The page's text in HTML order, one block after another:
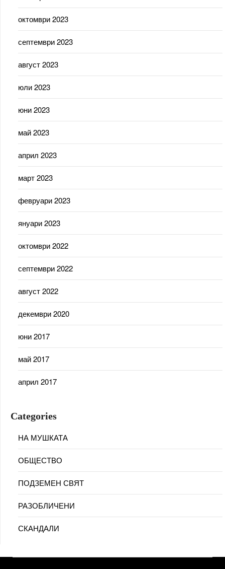
октомври 2023
септември 2023
август 2023
юли 2023
юни 2023
май 2023
април 2023
март 2023
февруари 2023
януари 2023
октомври 2022
септември 2022
август 2022
декември 2020
юни 2017
май 2017
април 2017
Categories
НА МУШКАТА
ОБЩЕСТВО
ПОДЗЕМЕН СВЯТ
РАЗОБЛИЧЕНИ
СКАНДАЛИ